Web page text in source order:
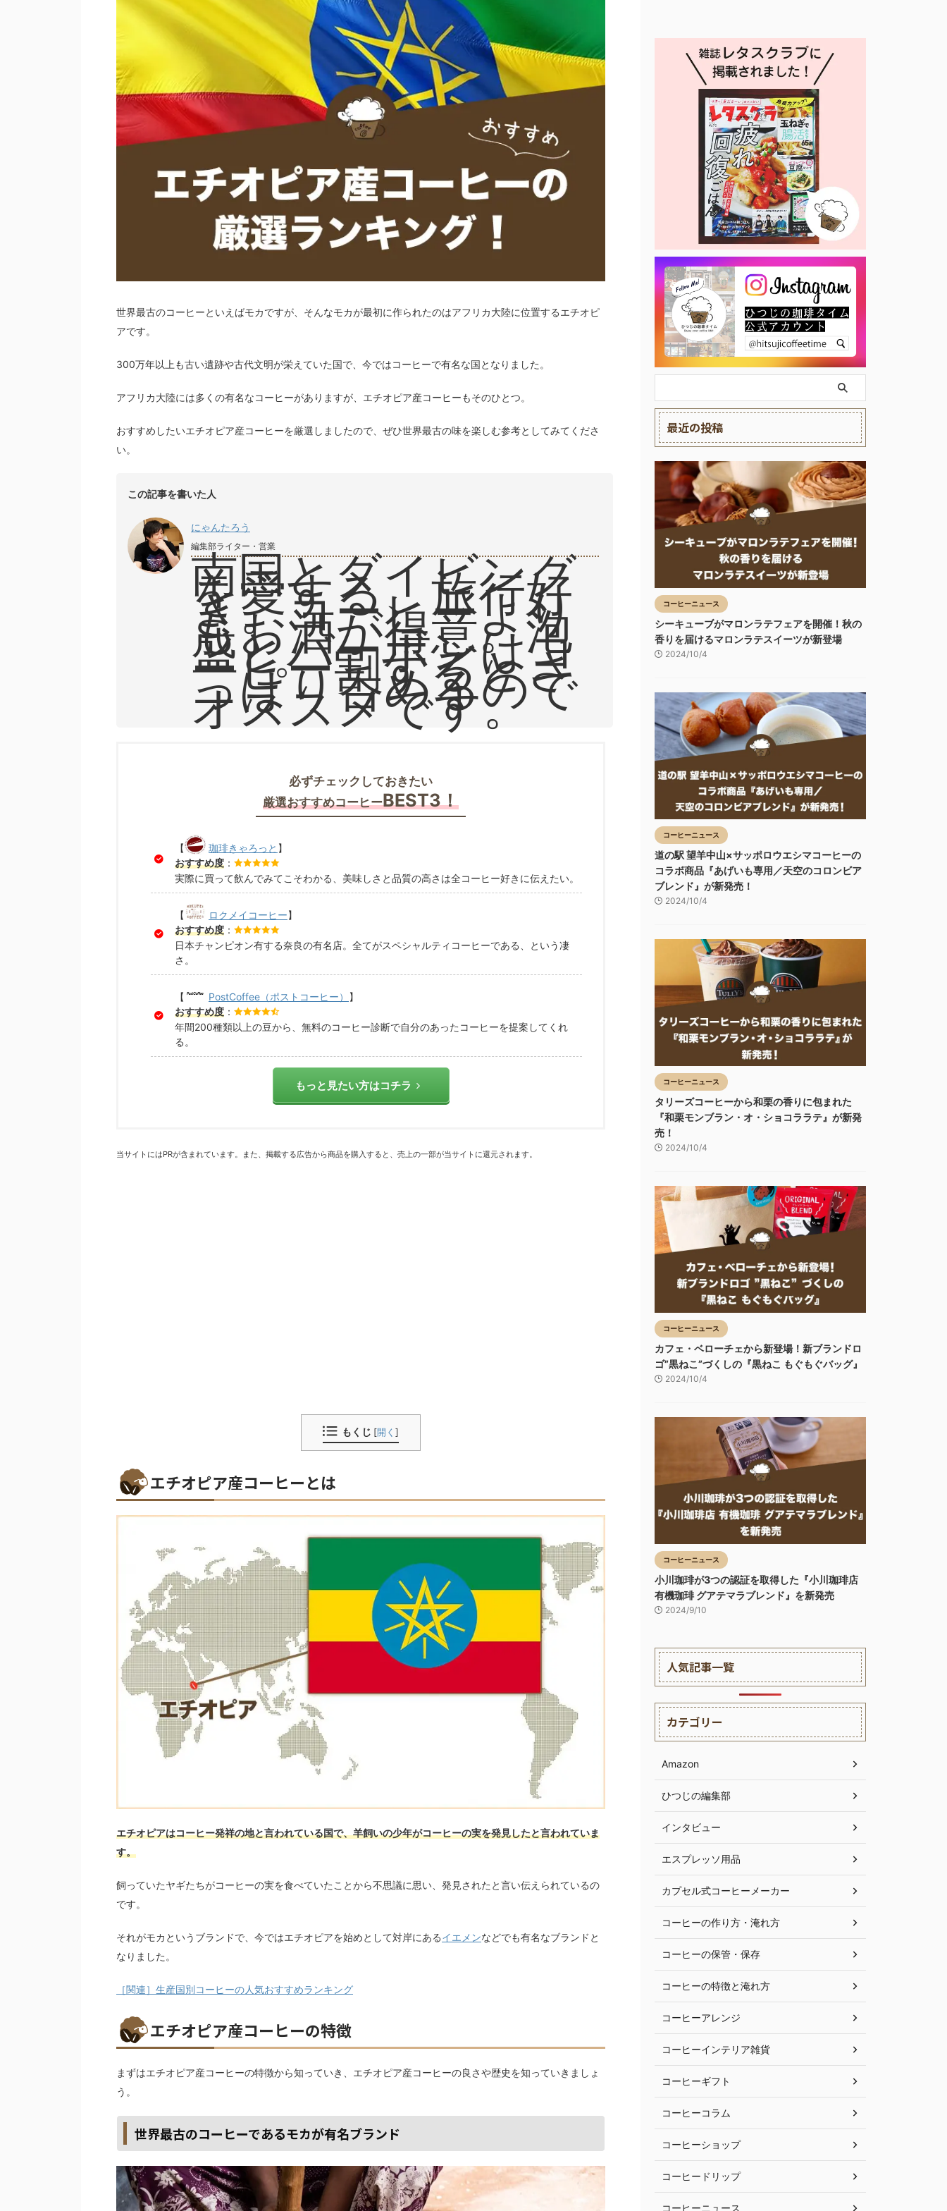
世界最古のコーヒーといえばモカですが、そんなモカが最初に作られたのはアフリカ大陸に位置するエチオピ
アです。
300万年以上も古い遺跡や古代文明が栄えていた国で、今ではコーヒーで有名な国となりました。
アフリカ大陸には多くの有名なコーヒーがありますが、エチオピア産コーヒーもそのひとつ。
おすすめしたいエチオピア産コーヒーを厳選しましたので、ぜひ世界最古の味を楽しむ参考としてみてくださ
い。
この記事を書いた人
にゃんたろう
編集部ライター・営業
南国とダイビング
を愛する、旅行好
き。コーヒーより
もお酒が得意。泡
盛とバーボンはコ
ーヒー割するとさ
っぱり呑めるので
オススメです。
必ずチェックしておきたい
厳選おすすめコーヒーBEST3！
【 珈琲きゃろっと 】
おすすめ度 ：
実際に買って飲んでみてこそわかる、美味しさと品質の高さは全コーヒー好きに伝えたい。
【 ロクメイコーヒー】
おすすめ度 ：
日本チャンピオン有する奈良の有名店。全てがスペシャルティコーヒーである、という凄
さ。
【 PostCoffee（ポストコーヒー）
】
おすすめ度 ：
年間200種類以上の豆から、無料のコーヒー診断で自分のあったコーヒーを提案してくれ
る。
もっと見たい方はコチラ
当サイトにはPRが含まれています。また、掲載する広告から商品を購入すると、売上の一部が当サイトに還元されます。
もくじ [開く ]
エチオピア産コーヒーとは
エチオピアはコーヒー発祥の地と言われている国で、羊飼いの少年がコーヒーの実を発見したと言われていま
す。
飼っていたヤギたちがコーヒーの実を食べていたことから不思議に思い、発見されたと言い伝えられているの
です。
それがモカというブランドで、今ではエチオピアを始めとして対岸にあるイエメンなどでも有名なブランドと
なりました。
［関連］生産国別コーヒーの人気おすすめランキング
エチオピア産コーヒーの特徴
まずはエチオピア産コーヒーの特徴から知っていき、エチオピア産コーヒーの良さや歴史を知っていきましょ
う。
世界最古のコーヒーであるモカが有名ブランド
最近の投稿
コーヒーニュース
シーキューブがマロンラテフェアを開催！秋の
香りを届けるマロンラテスイーツが新登場
2024/10/4
コーヒーニュース
道の駅 望羊中山×サッポロウエシマコーヒーの
コラボ商品『あげいも専用／天空のコロンビア
ブレンド』が新発売！
2024/10/4
コーヒーニュース
タリーズコーヒーから和栗の香りに包まれた
『和栗モンブラン・オ・ショコララテ』が新発
売！
2024/10/4
コーヒーニュース
カフェ・ベローチェから新登場！新ブランドロ
ゴ”黒ねこ”づくしの『黒ねこ もぐもぐバッグ』
2024/10/4
コーヒーニュース
小川珈琲が3つの認証を取得した『小川珈琲店
有機珈琲 グアテマラブレンド』を新発売
2024/9/10
人気記事一覧
カテゴリー
Amazon
ひつじの編集部
インタビュー
エスプレッソ用品
カプセル式コーヒーメーカー
コーヒーの作り方・淹れ方
コーヒーの保管・保存
コーヒーの特徴と淹れ方
コーヒーアレンジ
コーヒーインテリア雑貨
コーヒーギフト
コーヒーコラム
コーヒーショップ
コーヒードリップ
コーヒーニュース